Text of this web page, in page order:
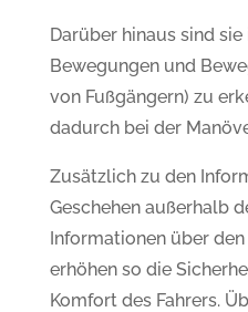
Darüber hinaus sind sie
Bewegungen und
von Fußgängern) zu
dadurch bei der
Zusätzlich zu den
Geschehen außerhalb
Informationen über
erhöhen so die
Komfort des Fahrers.